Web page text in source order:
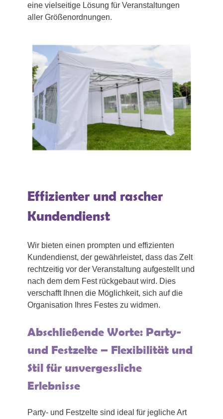
eine vielseitige Lösung für Veranstaltungen
aller Größenordnungen.
Effizienter und rascher
Kundendienst
Wir bieten einen prompten und effizienten
Kundendienst, der gewährleistet, dass das Zelt
rechtzeitig vor der Veranstaltung aufgestellt und
nach dem dem Fest rückgebaut wird. Dies
verschafft Ihnen die Möglichkeit, sich auf die
Organisation Ihres Festes zu widmen.
Abschließende Worte: Party-
und Festzelte – Flexibilität und
Stil für unvergessliche
Erlebnisse
Party- und Festzelte sind ideal für jegliche Art